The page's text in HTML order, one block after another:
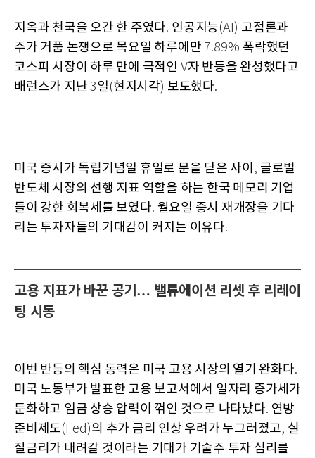
지옥과 천국을 오간 한 주였다. 인공지능(AI) 고점론과
주가 거품 논쟁으로 목요일 하루에만 7.89% 폭락했던
코스피 시장이 하루 만에 극적인 V자 반등을 완성했다고
배런스가 지난 3일 (현지시각) 보도했다.
미국 증시가 독립기념일 휴일로 문을 닫은 사이 , 글로벌
반도체 시장의 선행 지표 역할을 하는 한국 메모리 기업
들이 강한 회복세를 보였다. 월요일 증시 재개장을 기다
리는 투자자들의 기대감이 커지는 이유다.
고용 지표가 바꾼 공기… 밸류에이션 리셋 후 리레이
팅 시동
이번 반등의 핵심 동력은 미국 고용 시장의 열기 완화다.
미국 노동부가 발표한 고용 보고서에서 일자리 증가세가
둔화하고 임금 상승 압력이 꺾인 것으로 나타났다. 연방
준비제도(Fed)의 추가 금리 인상 우려가 누그러졌고, 실
질금리가 내려갈 것이라는 기대가 기술주 투자 심리를